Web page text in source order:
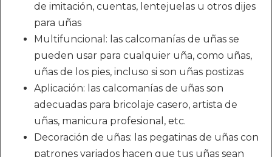
de imitación, cuentas, lentejuelas u otros dijes
para uñas
Multifuncional: las calcomanías de uñas se
pueden usar para cualquier uña, como uñas,
uñas de los pies, incluso si son uñas postizas
Aplicación: las calcomanías de uñas son
adecuadas para bricolaje casero, artista de
uñas, manicura profesional, etc.
Decoración de uñas: las pegatinas de uñas con
patrones variados hacen que tus uñas sean